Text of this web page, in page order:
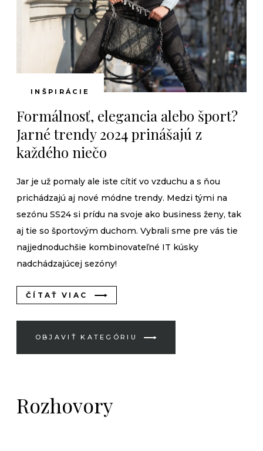
INŠPIRÁCIE
Formálnosť, elegancia alebo šport?
Jarné trendy 2024 prinášajú z
každého niečo
Jar je už pomaly ale iste cítiť vo vzduchu a s ňou
prichádzajú aj nové módne trendy. Medzi tými na
sezónu SS24 si prídu na svoje ako business ženy, tak
aj tie so športovým duchom. Vybrali sme pre vás tie
najjednoduchšie kombinovateľné IT kúsky
nadchádzajúcej sezóny!
ČÍTAŤ VIAC
OBJAVIŤ KATEGÓRIU
Rozhovory